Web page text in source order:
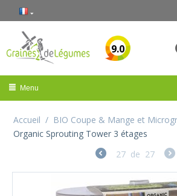
9.0
Menu
Accueil / BIO Coupe & Mange et
Organic Sprouting Tower 3 étages
27 de 27